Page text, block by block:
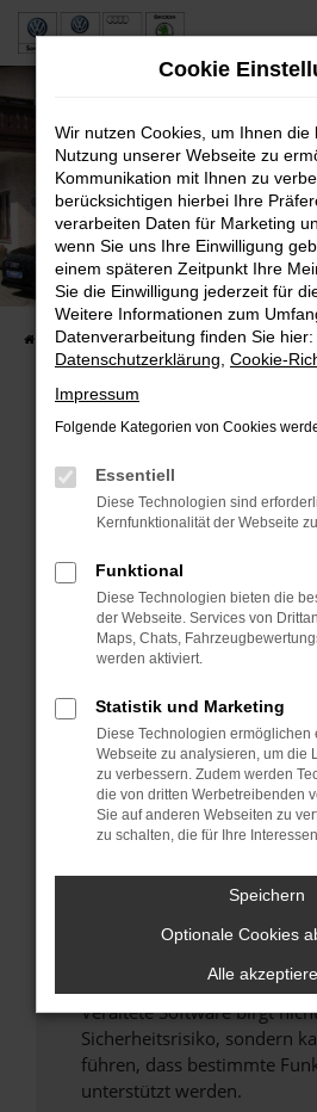
Zum
Neuwagen und
VW, VW Nutzfahrzeuge, Audi
Startseite Fahrzeuge Fahrzeugsuche
Beim Laden ist ein Fehler
Hier sind ein paar Tipps, die dir
Überprüfe deine Firewall
Internetverbindung.
Laden andere Webseiten,
Suchmaschine?
Manche Erweiterungen, wie
können das Laden
verhindern. Funktioniert
anderen Browser oder in
Fenster?
Starte dein Gerät neu.
Das kann manchmal helfen,
Probleme zu beheben.
Stelle sicher, dass dein
Veraltete Software birgt
Sicherheitsrisiko, sondern
führen, dass bestimmte
unterstützt werden.
Cookie
Wir nutzen Cookies, um Ihnen die
Nutzung unserer Webseite zu
Kommunikation mit Ihnen zu
berücksichtigen hierbei Ihre
verarbeiten Daten für Marketing
wenn Sie uns Ihre Einwilligung
einem späteren Zeitpunkt Ihre
Sie die Einwilligung jederzeit für
Weitere Informationen zum
Datenverarbeitung finden Sie hier:
Datenschutzerklärung Cookie-
Impressum
Folgende Kategorien von Cookies
Essentiell
Diese Technologien sind
Kernfunktionalität der Webseite
Funktional
Diese Technologien bieten die
der Webseite. Services von
Maps, Chats,
werden aktiviert.
Statistik und Marketing
Diese Technologien ermöglichen
Webseite zu analysieren, um die
zu verbessern. Zudem werden
die von dritten Werbetreibenden
Sie auf anderen Webseiten zu
zu schalten, die für Ihre
Speichern
Optionale Cookies
Alle